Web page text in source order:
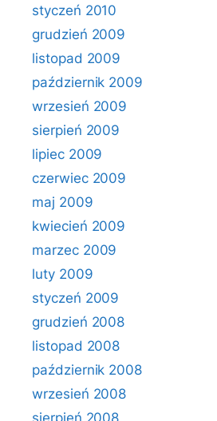
styczeń 2010
grudzień 2009
listopad 2009
październik 2009
wrzesień 2009
sierpień 2009
lipiec 2009
czerwiec 2009
maj 2009
kwiecień 2009
marzec 2009
luty 2009
styczeń 2009
grudzień 2008
listopad 2008
październik 2008
wrzesień 2008
sierpień 2008